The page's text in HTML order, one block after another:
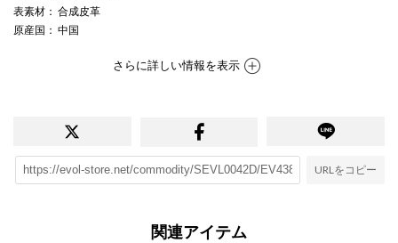
表素材 ： 合成皮革
原産国 ： 中国
さらに詳しい情報を表示
URLをコピー
関連アイテム